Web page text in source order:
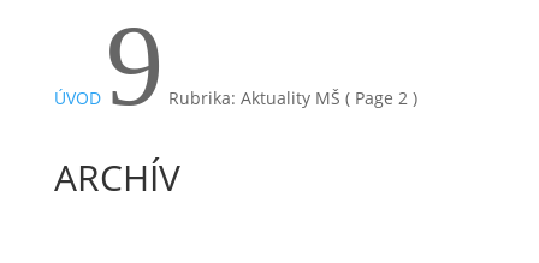
ÚVOD 9 Rubrika: Aktuality MŠ ( Page 2 )
ARCHÍV